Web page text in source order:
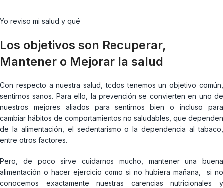
Yo reviso mi salud y qué
Los objetivos son Recuperar,
Mantener o Mejorar la salud
Con respecto a nuestra salud, todos tenemos un objetivo común,
sentirnos sanos. Para ello, la prevención se convierten en uno de
nuestros mejores aliados para sentirnos bien o incluso para
cambiar hábitos de comportamientos no saludables, que dependen
de la alimentación, el sedentarismo o la dependencia al tabaco,
entre otros factores.
Pero, de poco sirve cuidarnos mucho, mantener una buena
alimentación o hacer ejercicio como si no hubiera mañana, si no
conocemos exactamente nuestras carencias nutricionales y